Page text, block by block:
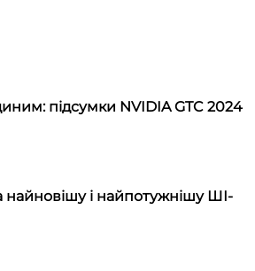
підсумки NVIDIA GTC 2024
найновішу і найпотужнішу ШІ-